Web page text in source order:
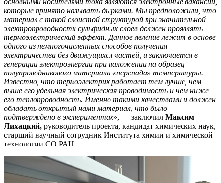
которые принято называть дырками. Мы предположили, что
материал с такой слоистой структурой при значительной
электропроводности сульфидных слоев должен проявлять
термоэлектрический эффект. Данное явление лежит в основе
одного из немногочисленных способов получения
электричества без движущихся частей, и заключается в
генерации электроэнергии при наложении на образец
полупроводникового материала «перепада» температуры.
Известно, что термоэлектрик работает тем лучше, чем
выше его удельная электрическая проводимость и чем ниже
его теплопроводность. Именно такими качествами и должен
обладать открытый нами материал, что было
подтверждено в экспериментах», — заключил Максим
Лихацкий, руководитель проекта, кандидат химических наук,
старший научный сотрудник Института химии и химической
технологии СО РАН.